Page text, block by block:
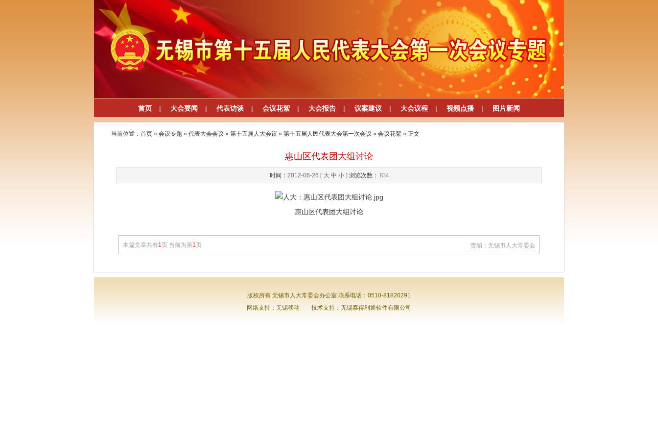
首页 | 大会要闻 | 代表访谈 | 会议花絮 | 大会报告 | 议案建议 | 大会议程 | 视频点播 | 图片新闻
当前位置： 首页 » 会议专题 » 代表大会会议 » 第十五届人大会议 » 第十五届人民代表大会第一次会议 » 会议花絮 » 正文
惠山区代表团大组讨论
时间： 2012-06-26 [ 大 中 小] 浏览次数： 834
惠山区代表团大组讨论
本篇文章共有1页 当前为第1页 责编：无锡市人大常委会
版权所有 无锡市人大常委会办公室 联系电话：0510-81820291
网络支持：无锡移动 技术支持：无锡泰得利通软件有限公司